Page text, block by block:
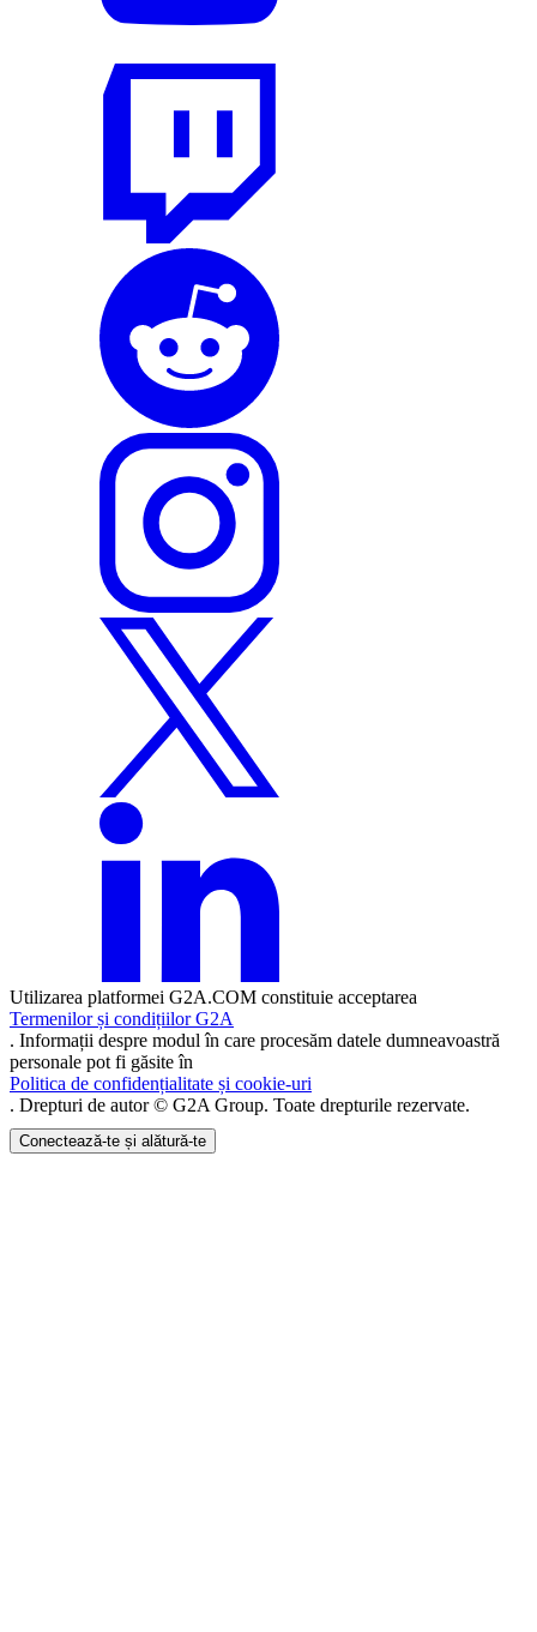
Utilizarea platformei G2A.COM constituie acceptarea
Termenilor și condițiilor G2A
. Informații despre modul în care procesăm datele dumneavoastră
personale pot fi găsite în
Politica de confidențialitate și cookie-uri
. Drepturi de autor © G2A Group. Toate drepturile rezervate.
Conectează-te și alătură-te